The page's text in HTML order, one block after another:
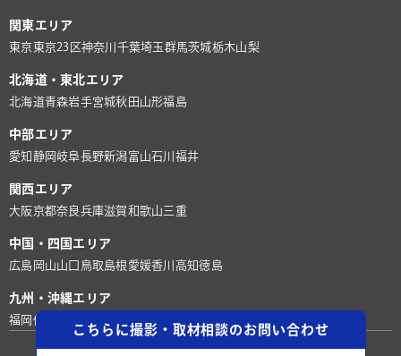
こちらに撮影・取材相談のお問い合わせ
関東エリア
東京東京23区神奈川 千葉埼玉群馬茨城栃木山梨
北海道・東北エリア
北海道青森岩手宮城秋田 山形福島
中部エリア
愛知 静岡 岐阜長野新潟富山石川 福井
関西エリア
大阪京都奈良兵庫滋賀和歌山三重
中国・四国エリア
広島 岡山山口 鳥取島根 愛媛香川 高知徳島
九州・沖縄エリア
福岡 佐賀